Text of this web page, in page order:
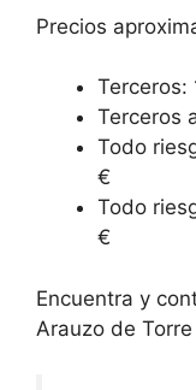
Precios
Terceros:
Terceros
Todo
€
Todo
€
Encuentra y
Arauzo de